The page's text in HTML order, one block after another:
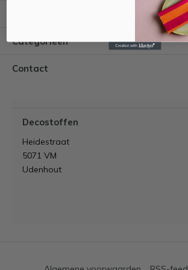
Categorieën
Contact
Decostoffen
Heidestraat
5071 VM
Udenhout